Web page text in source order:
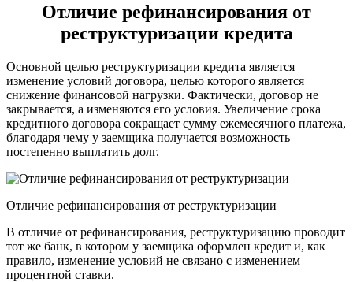
Отличие рефинансирования от
реструктуризации кредита
Основной целью реструктуризации кредита является
изменение условий договора, целью которого является
снижение финансовой нагрузки. Фактически, договор не
закрывается, а изменяются его условия. Увеличение срока
кредитного договора сокращает сумму ежемесячного платежа,
благодаря чему у заемщика получается возможность
постепенно выплатить долг.
Отличие рефинансирования от реструктуризации
В отличие от рефинансирования, реструктуризацию проводит
тот же банк, в котором у заемщика оформлен кредит и, как
правило, изменение условий не связано с изменением
процентной ставки.